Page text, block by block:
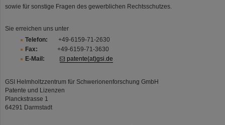
sowie für sonstige Fragen des gewerblichen Rechtsschutzes.
Sie erreichen uns unter
Telefon: +49-6159-71-2630
Fax:
+49-6159-71-3630
E-Mail:
patente(at)gsi.de
GSI Helmholtzzentrum für Schwerionenforschung GmbH
Patente und Lizenzen
Planckstrasse 1
64291 Darmstadt